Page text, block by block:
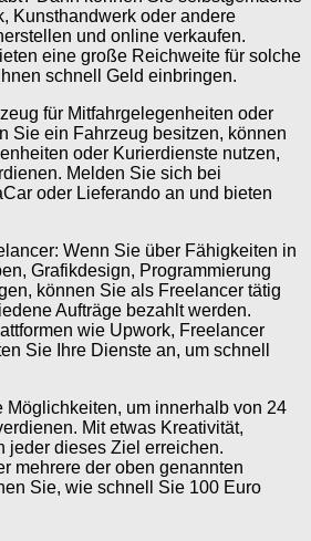
Kunsthandwerk oder andere
und online verkaufen.
eine große Reichweite für solche
schnell Geld einbringen.
für Mitfahrgelegenheiten oder
Sie ein Fahrzeug besitzen, können
oder Kurierdienste nutzen,
Melden Sie sich bei
oder Lieferando an und bieten
Wenn Sie über Fähigkeiten in
Grafikdesign, Programmierung
können Sie als Freelancer tätig
Aufträge bezahlt werden.
wie Upwork, Freelancer
Sie Ihre Dienste an, um schnell
Möglichkeiten, um innerhalb von 24
Mit etwas Kreativität,
jeder dieses Ziel erreichen.
mehrere der oben genannten
Sie, wie schnell Sie 100 Euro